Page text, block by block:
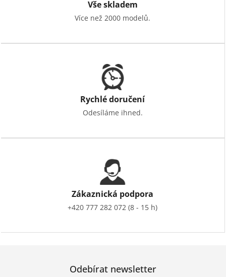
Vše skladem
Více než 2000 modelů.
Rychlé doručení
Odesíláme ihned.
Zákaznická podpora
+420 777 282 072 (8 - 15 h)
Odebírat newsletter